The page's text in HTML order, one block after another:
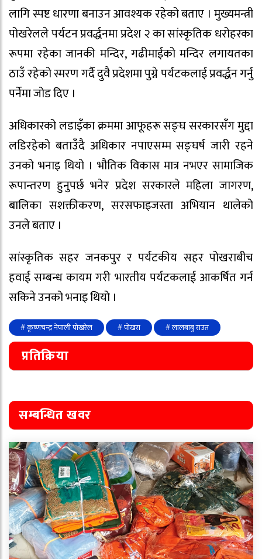
लागि स्पष्ट धारणा बनाउन आवश्यक रहेको बताए । मुख्यमन्त्री
पोखरेलले पर्यटन प्रवर्द्धनमा प्रदेश २ का सांस्कृतिक धरोहरका
रूपमा रहेका जानकी मन्दिर, गढीमाईको मन्दिर लगायतका
ठाउँ रहेको स्मरण गर्दै दुवै प्रदेशमा पुग्ने पर्यटकलाई प्रवर्द्धन गर्नु
पर्नेमा जोड दिए ।
अधिकारको लडाइँका क्रममा आफूहरू सङ्घ सरकारसँग मुद्दा
लडिरहेको बताउँदै अधिकार नपाएसम्म सङ्घर्ष जारी रहने
उनको भनाइ थियो । भौतिक विकास मात्र नभएर सामाजिक
रूपान्तरण हुनुपर्छ भनेर प्रदेश सरकारले महिला जागरण,
बालिका सशक्तीकरण, सरसफाइजस्ता अभियान थालेको
उनले बताए ।
सांस्कृतिक सहर जनकपुर र पर्यटकीय सहर पोखराबीच
हवाई सम्बन्ध कायम गरी भारतीय पर्यटकलाई आकर्षित गर्न
सकिने उनको भनाइ थियो ।
# कृष्णचन्द्र नेपाली पोखरेल # पोखरा # लालबाबु राउत
प्रतिक्रिया
सम्बन्धित खवर